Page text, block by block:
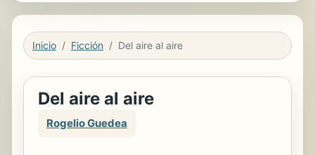
Inicio Ficción Del aire al aire
Del aire al aire
Rogelio Guedea